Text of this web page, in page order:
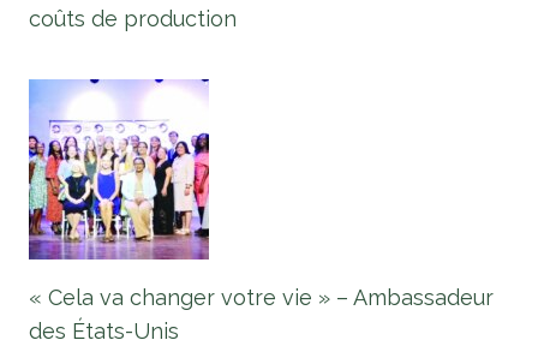
coûts de production
« Cela va changer votre vie » – Ambassadeur
des États-Unis